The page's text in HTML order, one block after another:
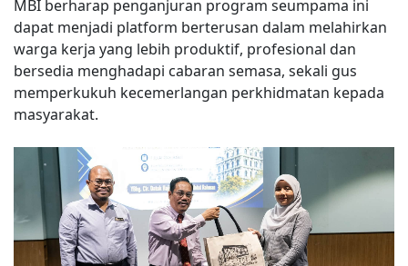
MBI berharap penganjuran program seumpama ini
dapat menjadi platform berterusan dalam melahirkan
warga kerja yang lebih produktif, profesional dan
bersedia menghadapi cabaran semasa, sekali gus
memperkukuh kecemerlangan perkhidmatan kepada
masyarakat.